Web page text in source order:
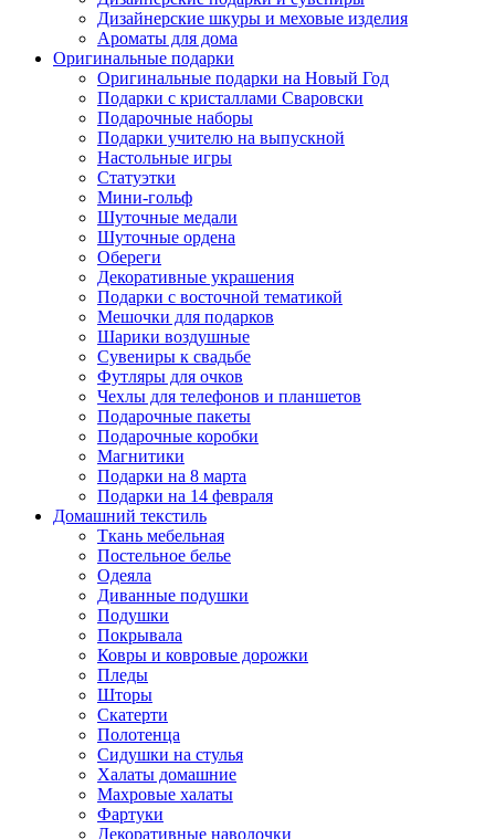
Дизайнерские шкуры и меховые изделия
Ароматы для дома
Оригинальные подарки
Оригинальные подарки на Новый Год
Подарки с кристаллами Сваровски
Подарочные наборы
Подарки учителю на выпускной
Настольные игры
Статуэтки
Мини-гольф
Шуточные медали
Шуточные ордена
Обереги
Декоративные украшения
Подарки с восточной тематикой
Мешочки для подарков
Шарики воздушные
Сувениры к свадьбе
Футляры для очков
Чехлы для телефонов и планшетов
Подарочные пакеты
Подарочные коробки
Магнитики
Подарки на 8 марта
Подарки на 14 февраля
Домашний текстиль
Ткань мебельная
Постельное белье
Одеяла
Диванные подушки
Подушки
Покрывала
Ковры и ковровые дорожки
Пледы
Шторы
Скатерти
Полотенца
Сидушки на стулья
Халаты домашние
Махровые халаты
Фартуки
Декоративные наволочки